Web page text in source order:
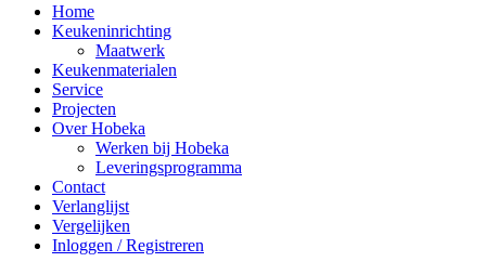
Home
Keukeninrichting
Maatwerk
Keukenmaterialen
Service
Projecten
Over Hobeka
Werken bij Hobeka
Leveringsprogramma
Contact
Verlanglijst
Vergelijken
Inloggen / Registreren